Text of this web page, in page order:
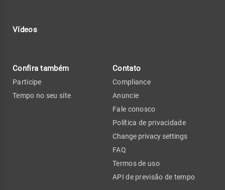
Vídeos
Confira também
Participe
Tempo no seu site
Contato
Compliance
Anuncie
Fale conosco
Política de privacidade
Change privacy settings
FAQ
Termos de uso
API de previsão de tempo